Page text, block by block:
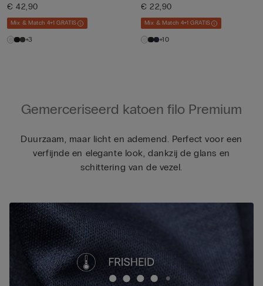
Kat...
€ 42,90
Mix & Match 4+1 GRATIS
+3
€ 22,90
Mix & Match 4+1 GRATIS
+10
Gemerceriseerd katoen filo Premium
Duurzaam, maar licht en ademend. Perfect voor een
verfijnde en elegante look, dankzij de glans en
schittering van de vezel.